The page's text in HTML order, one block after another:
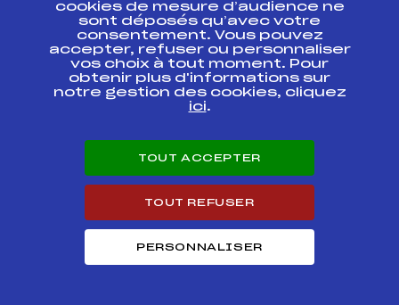
ANAF0232.FFS
FINALE DES
ECUREUILS D'OR
2012 VAL D'ISERE
FFS
FINALE DES
ECUREUILS D'OR
32 ème SCARA –
SUPER G – DALLOZ
FIS
FRA5575
32 ème SCARA –
SLALOM FIS
FIS
cookies de mesure d’audience ne
sont déposés qu’avec votre
consentement. Vous pouvez
accepter, refuser ou personnaliser
vos choix à tout moment. Pour
obtenir plus d'informations sur
notre gestion des cookies, cliquez
ici.
TOUT ACCEPTER
TOUT REFUSER
PERSONNALISER